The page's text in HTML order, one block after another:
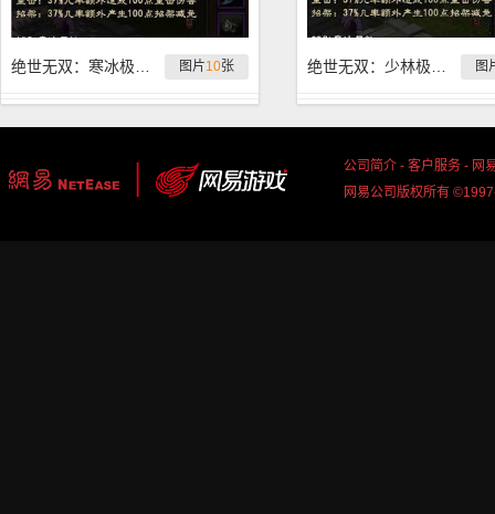
图片10张 图
公司简介 - 客户服务 - 网
网易公司版权所有